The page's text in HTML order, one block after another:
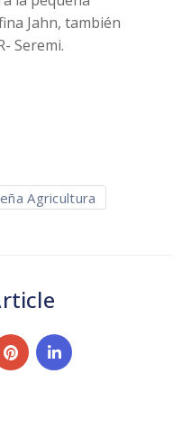
Jahn, también
Seremi.
Agricultura